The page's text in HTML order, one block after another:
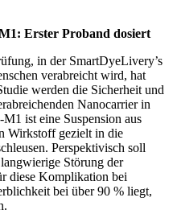
Erster Proband dosiert
in der SmartDyeLivery’s
verabreicht wird, hat
werden die Sicherheit und
Nanocarrier in
ist eine Suspension aus
Wirkstoff gezielt in die
Perspektivisch soll
Störung der
diese Komplikation bei
bei über 90 % liegt,